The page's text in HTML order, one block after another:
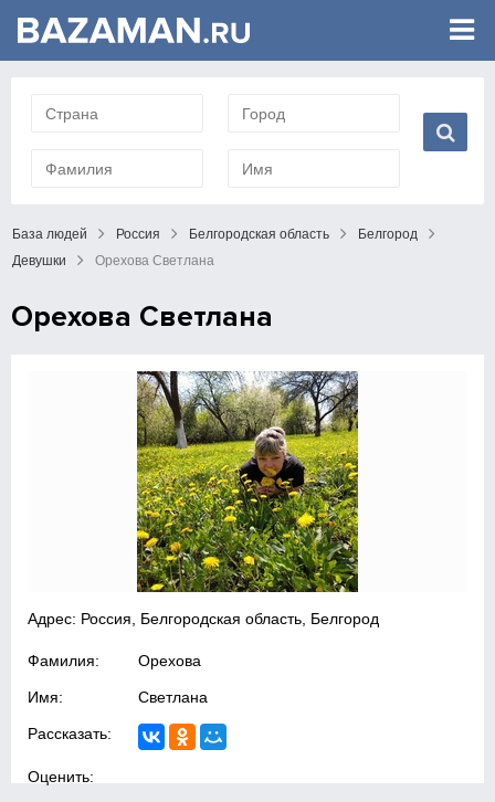
База людей Россия Белгородская область
Белгород
Девушки
Орехова Светлана
Орехова Светлана
Адрес: Россия, Белгородская область, Белгород
Фамилия: Орехова
Имя: Светлана
Рассказать:
Оценить: